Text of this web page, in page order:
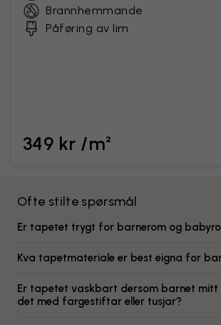
Brannhemmande
Påføring av lim
349 kr /m²
Ofte stilte spørsmål
Er tapetet trygt for barnerom og
Kva tapetmateriale er best eigna for
Er tapetet vaskbart dersom barnet mitt
det med fargestiftar eller tusjar?